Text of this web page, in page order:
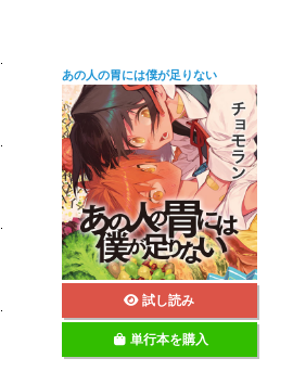
あの人の胃には僕が足りない
試し読み
単行本を購入